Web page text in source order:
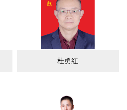
杜勇红